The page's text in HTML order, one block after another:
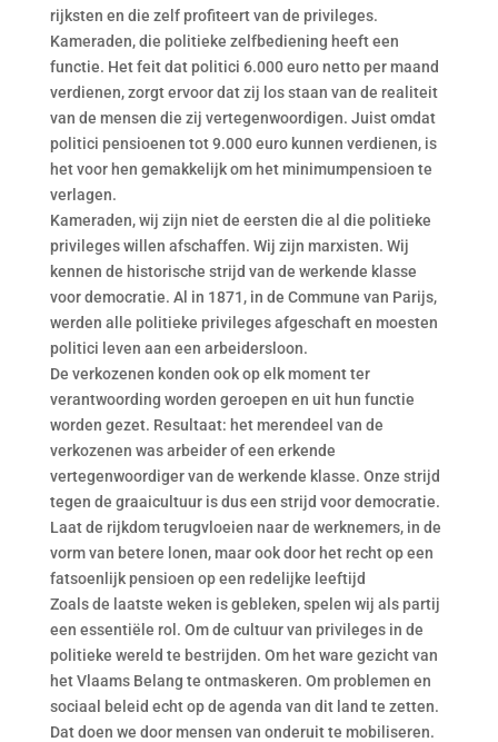
rijksten en die zelf profiteert van de privileges.
Kameraden, die politieke zelfbediening heeft een
functie. Het feit dat politici 6.000 euro netto per maand
verdienen, zorgt ervoor dat zij los staan van de realiteit
van de mensen die zij vertegenwoordigen. Juist omdat
politici pensioenen tot 9.000 euro kunnen verdienen, is
het voor hen gemakkelijk om het minimumpensioen te
verlagen.
Kameraden, wij zijn niet de eersten die al die politieke
privileges willen afschaffen. Wij zijn marxisten. Wij
kennen de historische strijd van de werkende klasse
voor democratie. Al in 1871, in de Commune van Parijs,
werden alle politieke privileges afgeschaft en moesten
politici leven aan een arbeidersloon.
De verkozenen konden ook op elk moment ter
verantwoording worden geroepen en uit hun functie
worden gezet. Resultaat: het merendeel van de
verkozenen was arbeider of een erkende
vertegenwoordiger van de werkende klasse. Onze strijd
tegen de graaicultuur is dus een strijd voor democratie.
Laat de rijkdom terugvloeien naar de werknemers, in de
vorm van betere lonen, maar ook door het recht op een
fatsoenlijk pensioen op een redelijke leeftijd
Zoals de laatste weken is gebleken, spelen wij als partij
een essentiële rol. Om de cultuur van privileges in de
politieke wereld te bestrijden. Om het ware gezicht van
het Vlaams Belang te ontmaskeren. Om problemen en
sociaal beleid echt op de agenda van dit land te zetten.
Dat doen we door mensen van onderuit te mobiliseren.